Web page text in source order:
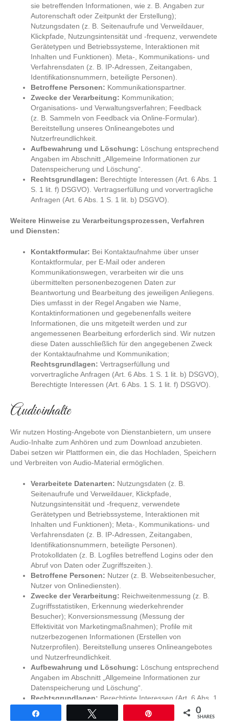
sie betreffenden Informationen, wie z. B. Angaben zur
Autorenschaft oder Zeitpunkt der Erstellung);
Nutzungsdaten (z. B. Seitenaufrufe und Verweildauer,
Klickpfade, Nutzungsintensität und -frequenz, verwendete
Gerätetypen und Betriebssysteme, Interaktionen mit
Inhalten und Funktionen). Meta-, Kommunikations- und
Verfahrensdaten (z. B. IP-Adressen, Zeitangaben,
Identifikationsnummern, beteiligte Personen).
Betroffene Personen: Kommunikationspartner.
Zwecke der Verarbeitung: Kommunikation;
Organisations- und Verwaltungsverfahren; Feedback
(z. B. Sammeln von Feedback via Online-Formular).
Bereitstellung unseres Onlineangebotes und
Nutzerfreundlichkeit.
Aufbewahrung und Löschung: Löschung entsprechend
Angaben im Abschnitt „Allgemeine Informationen zur
Datenspeicherung und Löschung“.
Rechtsgrundlagen: Berechtigte Interessen (Art. 6 Abs. 1
S. 1 lit. f) DSGVO). Vertragserfüllung und vorvertragliche
Anfragen (Art. 6 Abs. 1 S. 1 lit. b) DSGVO).
Weitere Hinweise zu Verarbeitungsprozessen, Verfahren
und Diensten:
Kontaktformular: Bei Kontaktaufnahme über unser
Kontaktformular, per E-Mail oder anderen
Kommunikationswegen, verarbeiten wir die uns
übermittelten personenbezogenen Daten zur
Beantwortung und Bearbeitung des jeweiligen Anliegens.
Dies umfasst in der Regel Angaben wie Name,
Kontaktinformationen und gegebenenfalls weitere
Informationen, die uns mitgeteilt werden und zur
angemessenen Bearbeitung erforderlich sind. Wir nutzen
diese Daten ausschließlich für den angegebenen Zweck
der Kontaktaufnahme und Kommunikation;
Rechtsgrundlagen: Vertragserfüllung und
vorvertragliche Anfragen (Art. 6 Abs. 1 S. 1 lit. b) DSGVO),
Berechtigte Interessen (Art. 6 Abs. 1 S. 1 lit. f) DSGVO).
Audioinhalte
Wir nutzen Hosting-Angebote von Dienstanbietern, um unsere
Audio-Inhalte zum Anhören und zum Download anzubieten.
Dabei setzen wir Plattformen ein, die das Hochladen, Speichern
und Verbreiten von Audio-Material ermöglichen.
Verarbeitete Datenarten: Nutzungsdaten (z. B.
Seitenaufrufe und Verweildauer, Klickpfade,
Nutzungsintensität und -frequenz, verwendete
Gerätetypen und Betriebssysteme, Interaktionen mit
Inhalten und Funktionen); Meta-, Kommunikations- und
Verfahrensdaten (z. B. IP-Adressen, Zeitangaben,
Identifikationsnummern, beteiligte Personen).
Protokolldaten (z. B. Logfiles betreffend Logins oder den
Abruf von Daten oder Zugriffszeiten.).
Betroffene Personen: Nutzer (z. B. Webseitenbesucher,
Nutzer von Onlinediensten).
Zwecke der Verarbeitung: Reichweitenmessung (z. B.
Zugriffsstatistiken, Erkennung wiederkehrender
Besucher); Konversionsmessung (Messung der
Effektivität von Marketingmaßnahmen); Profile mit
nutzerbezogenen Informationen (Erstellen von
Nutzerprofilen). Bereitstellung unseres Onlineangebotes
und Nutzerfreundlichkeit.
Aufbewahrung und Löschung: Löschung entsprechend
Angaben im Abschnitt „Allgemeine Informationen zur
Datenspeicherung und Löschung“.
Rechtsgrundlagen: Berechtigte Interessen (Art. 6 Abs. 1
S. 1 lit. f) DSGVO).
0
SHARES